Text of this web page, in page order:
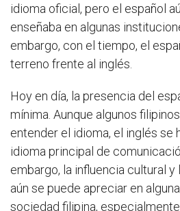
idioma oficial, pero el español
enseñaba en algunas
embargo, con el tiempo, el
terreno frente al inglés.
Hoy en día, la presencia del
mínima. Aunque algunos
entender el idioma, el inglés se
idioma principal de
embargo, la influencia cultural
aún se puede apreciar en
sociedad filipina,